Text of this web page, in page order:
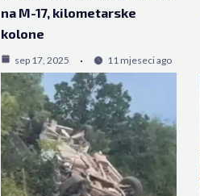
na M-17, kilometarske
kolone
sep 17, 2025 11 mjeseci ago